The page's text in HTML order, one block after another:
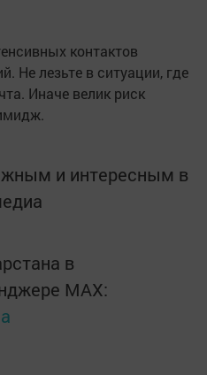
контактов
Не лезьте в ситуации, где
Иначе велик риск
и интересным в
в
MАХ: